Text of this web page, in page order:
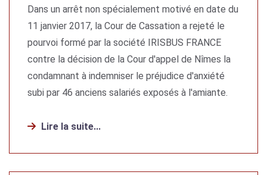
Dans un arrêt non spécialement motivé en date du
11 janvier 2017, la Cour de Cassation a rejeté le
pourvoi formé par la société IRISBUS FRANCE
contre la décision de la Cour d'appel de Nîmes la
condamnant à indemniser le préjudice d'anxiété
subi par 46 anciens salariés exposés à l'amiante.
Lire la suite...